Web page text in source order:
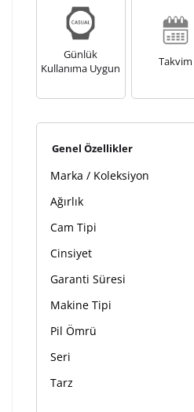
Lütfen font seçiniz
Kişiselleştirilmiş ürünlerin
tamamlandıktan sonra
ürünlerde
Günlük
Kullanıma Uygun
Takvim
Genel Özellikler
Marka / Koleksiyon
Ağırlık
Cam Tipi
Cinsiyet
Garanti Süresi
Makine Tipi
Pil Ömrü
Seri
Tarz